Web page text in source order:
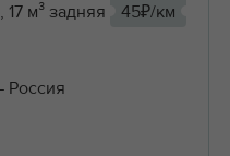
м³ задняя 45₽/км
Россия